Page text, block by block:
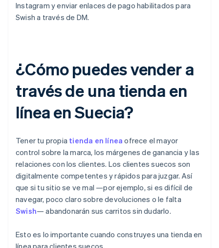
Instagram y enviar enlaces de pago habilitados para
Swish a través de DM.
¿Cómo puedes vender a
través de una tienda en
línea en Suecia?
Tener tu propia tienda en línea ofrece el mayor
control sobre la marca, los márgenes de ganancia y las
relaciones con los clientes. Los clientes suecos son
digitalmente competentes y rápidos para juzgar. Así
que si tu sitio se ve mal —por ejemplo, si es difícil de
navegar, poco claro sobre devoluciones o le falta
Swish— abandonarán sus carritos sin dudarlo.
Esto es lo importante cuando construyes una tienda en